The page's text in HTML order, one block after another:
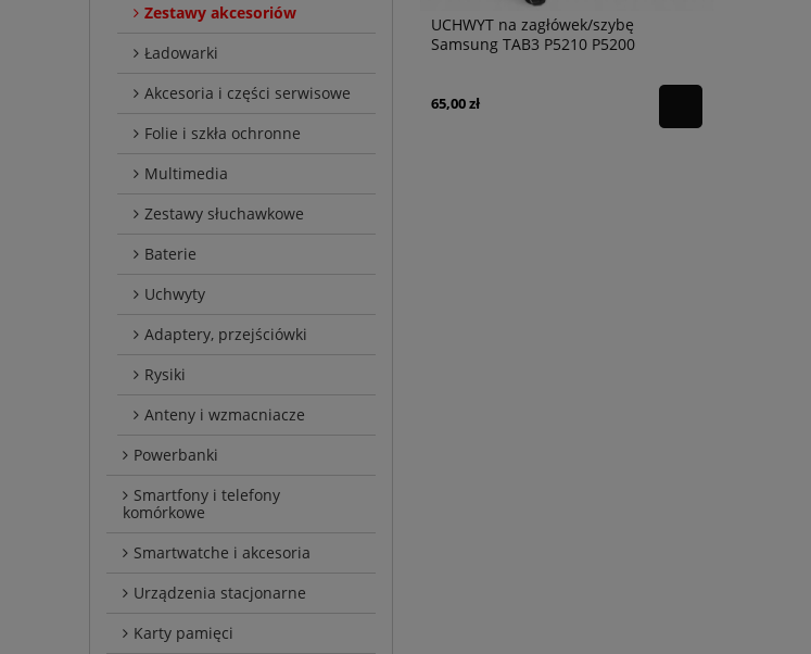
Zestawy akcesoriów
Ładowarki
Akcesoria i części serwisowe
Folie i szkła ochronne
Multimedia
Zestawy słuchawkowe
Baterie
Uchwyty
Adaptery, przejściówki
Rysiki
Anteny i wzmacniacze
Powerbanki
Smartfony i telefony
komórkowe
Smartwatche i akcesoria
Urządzenia stacjonarne
Karty pamięci
UCHWYT na zagłówek/szybę
Samsung TAB3 P5210 P5200
65,00 zł